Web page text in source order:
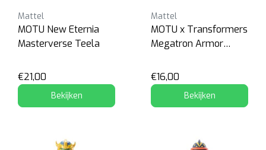
Mattel
MOTU New Eternia
Masterverse Teela
€21,00
Bekijken
Mattel
MOTU x Transformers
Megatron Armor
€16,00
Bekijken